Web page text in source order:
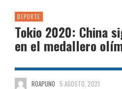
DEPORTE
Tokio 2020: China
en el medallero
ROAPUNO 5 AGOSTO, 2021